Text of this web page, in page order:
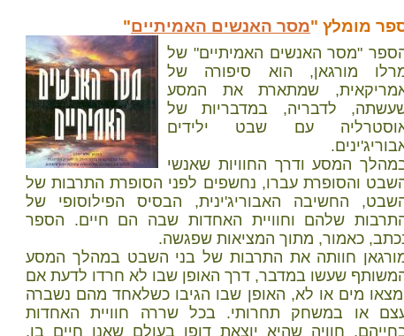
מומלץ "מסר האנשים האמיתיים"
"מסר האנשים האמיתיים" של
מורגאן, הוא סיפורה של
שמתארת את המסע
לדבריה, במדבריות של
עם שבט ילידים
המסע ודרך החוויות שאנשי
והסופרת עברו, נחשפים לפני הסופרת התרבות של
החשיבה האבוריג'ינית, הבסיס הפילוסופי של
שלהם וחוויית האחדות שבה הם חיים. הספר
כאמור, מתוך המציאות שפגשה.
חוותה את התרבות של בני השבט במהלך המסע
שעשו במדבר, דרך האופן שבו לא חרדו לדעת אם
מים או לא, האופן שבו הגיבו כשלאחד מהם נשברה
או במשחק תחרותי. בכל שררה חוויית האחדות
חוויה שהיא יוצאת דופן בעולם שאנו חיים בו.